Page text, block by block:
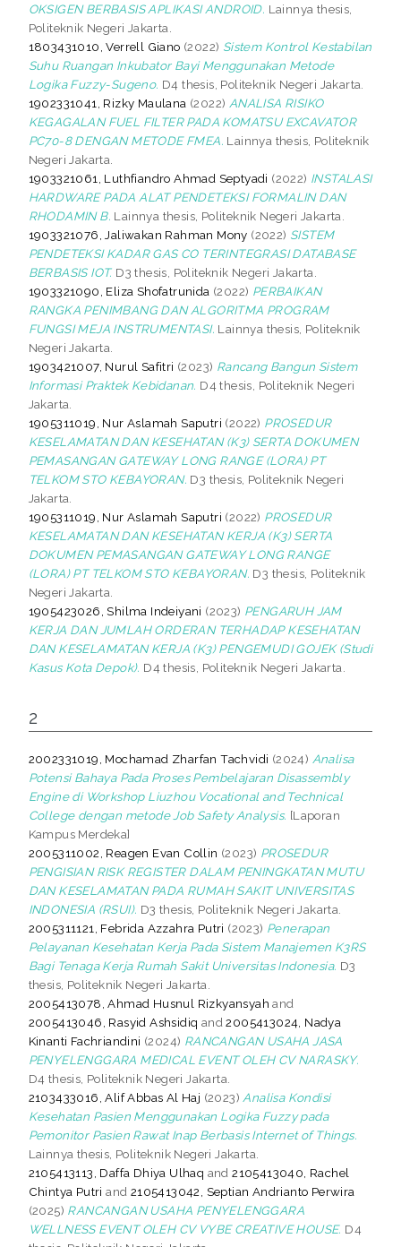
OKSIGEN BERBASIS APLIKASI ANDROID. Lainnya thesis,
Politeknik Negeri Jakarta.
1803431010, Verrell Giano (2022) Sistem Kontrol Kestabilan
Suhu Ruangan Inkubator Bayi Menggunakan Metode
Logika Fuzzy-Sugeno. D4 thesis, Politeknik Negeri Jakarta.
1902331041, Rizky Maulana (2022) ANALISA RISIKO
KEGAGALAN FUEL FILTER PADA KOMATSU EXCAVATOR
PC70-8 DENGAN METODE FMEA. Lainnya thesis, Politeknik
Negeri Jakarta.
1903321061, Luthfiandro Ahmad Septyadi (2022) INSTALASI
HARDWARE PADA ALAT PENDETEKSI FORMALIN DAN
RHODAMIN B. Lainnya thesis, Politeknik Negeri Jakarta.
1903321076, Jaliwakan Rahman Mony (2022) SISTEM
PENDETEKSI KADAR GAS CO TERINTEGRASI DATABASE
BERBASIS IOT. D3 thesis, Politeknik Negeri Jakarta.
1903321090, Eliza Shofatrunida (2022) PERBAIKAN
RANGKA PENIMBANG DAN ALGORITMA PROGRAM
FUNGSI MEJA INSTRUMENTASI. Lainnya thesis, Politeknik
Negeri Jakarta.
1903421007, Nurul Safitri (2023) Rancang Bangun Sistem
Informasi Praktek Kebidanan. D4 thesis, Politeknik Negeri
Jakarta.
1905311019, Nur Aslamah Saputri (2022) PROSEDUR
KESELAMATAN DAN KESEHATAN (K3) SERTA DOKUMEN
PEMASANGAN GATEWAY LONG RANGE (LORA) PT
TELKOM STO KEBAYORAN. D3 thesis, Politeknik Negeri
Jakarta.
1905311019, Nur Aslamah Saputri (2022) PROSEDUR
KESELAMATAN DAN KESEHATAN KERJA (K3) SERTA
DOKUMEN PEMASANGAN GATEWAY LONG RANGE
(LORA) PT TELKOM STO KEBAYORAN. D3 thesis, Politeknik
Negeri Jakarta.
1905423026, Shilma Indeiyani (2023) PENGARUH JAM
KERJA DAN JUMLAH ORDERAN TERHADAP KESEHATAN
DAN KESELAMATAN KERJA (K3) PENGEMUDI GOJEK (Studi
Kasus Kota Depok). D4 thesis, Politeknik Negeri Jakarta.
2
2002331019, Mochamad Zharfan Tachvidi (2024) Analisa
Potensi Bahaya Pada Proses Pembelajaran Disassembly
Engine di Workshop Liuzhou Vocational and Technical
College dengan metode Job Safety Analysis. [Laporan
Kampus Merdeka]
2005311002, Reagen Evan Collin (2023) PROSEDUR
PENGISIAN RISK REGISTER DALAM PENINGKATAN MUTU
DAN KESELAMATAN PADA RUMAH SAKIT UNIVERSITAS
INDONESIA (RSUI). D3 thesis, Politeknik Negeri Jakarta.
2005311121, Febrida Azzahra Putri (2023) Penerapan
Pelayanan Kesehatan Kerja Pada Sistem Manajemen K3RS
Bagi Tenaga Kerja Rumah Sakit Universitas Indonesia. D3
thesis, Politeknik Negeri Jakarta.
2005413078, Ahmad Husnul Rizkyansyah and
2005413046, Rasyid Ashsidiq and2005413024, Nadya
Kinanti Fachriandini (2024) RANCANGAN USAHA JASA
PENYELENGGARA MEDICAL EVENT OLEH CV NARASKY.
D4 thesis, Politeknik Negeri Jakarta.
2103433016, Alif Abbas Al Haj (2023) Analisa Kondisi
Kesehatan Pasien Menggunakan Logika Fuzzy pada
Pemonitor Pasien Rawat Inap Berbasis Internet of Things.
Lainnya thesis, Politeknik Negeri Jakarta.
2105413113, Daffa Dhiya Ulhaq and2105413040, Rachel
Chintya Putri and 2105413042, Septian Andrianto Perwira
(2025) RANCANGAN USAHA PENYELENGGARA
WELLNESS EVENT OLEH CV VYBE CREATIVE HOUSE. D4